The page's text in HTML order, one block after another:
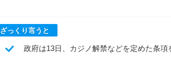
ざっくり言うと
政府は13日、カジノ解禁などを定めた条